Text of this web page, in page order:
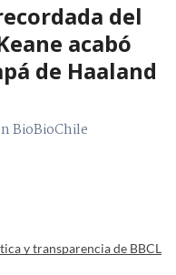
del
acabó
de Haaland
BioBioChile
y transparencia de BBCL